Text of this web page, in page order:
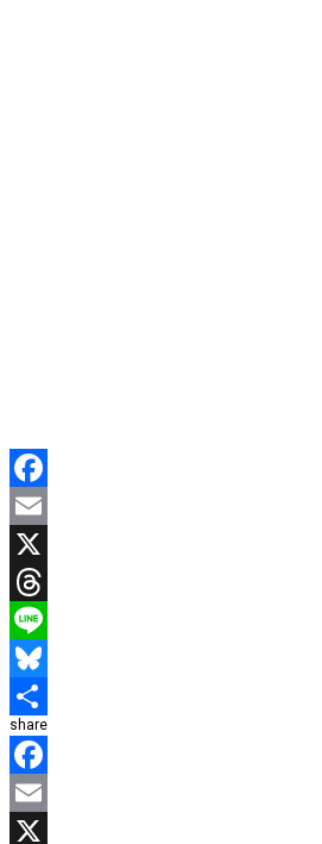
Facebook
Email
X
Threads
Line
Bluesky
共
有
share
Facebook
Email